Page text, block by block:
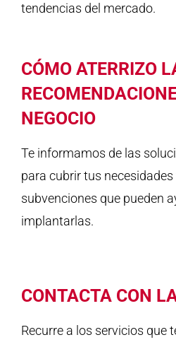
tendencias del mercado.
CÓMO ATERRIZO
NEGOCIO
Te informamos de las
para cubrir tus necesidades
subvenciones que pueden
implantarlas.
CONTACTA CON
Recurre a los servicios que